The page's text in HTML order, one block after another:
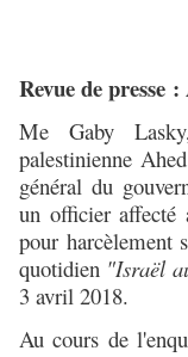
Revue de presse
Me Gaby
palestinienne
général du
un officier affecté
pour harcèlement
quotidien "Israël
3 avril 2018.
Au cours de